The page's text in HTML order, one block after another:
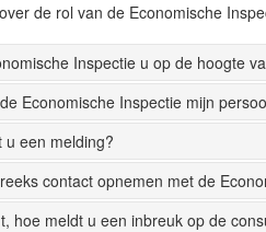
de rol van de Economische
Inspectie u op de hoogte
Economische Inspectie mijn
u een melding?
contact opnemen met de
hoe meldt u een inbreuk op de